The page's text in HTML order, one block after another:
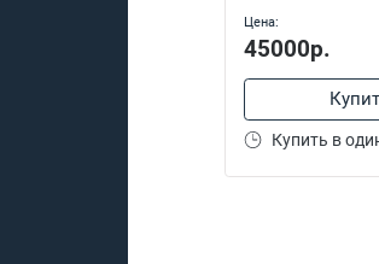
Цена:
45000р.
Купить в